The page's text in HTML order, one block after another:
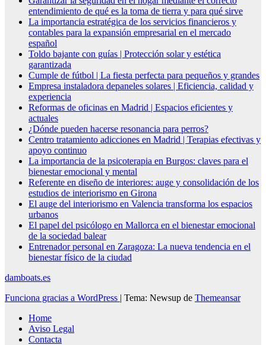
entendimiento de qué es la toma de tierra y para qué sirve
La importancia estratégica de los servicios financieros y
contables para la expansión empresarial en el mercado
español
Toldo bajante con guías | Protección solar y estética
garantizada
Cumple de fútbol | La fiesta perfecta para pequeños y grandes
Empresa instaladora depaneles solares | Eficiencia, calidad y
experiencia
Reformas de oficinas en Madrid | Espacios eficientes y
actuales
¿Dónde pueden hacerse resonancia para perros?
Centro tratamiento adicciones en Madrid | Terapias efectivas y
apoyo continuo
La importancia de la psicoterapia en Burgos: claves para el
bienestar emocional y mental
Referente en diseño de interiores: auge y consolidación de los
estudios de interiorismo en Girona
El auge del interiorismo en Valencia transforma los espacios
urbanos
El papel del psicólogo en Mallorca en el bienestar emocional
de la sociedad balear
Entrenador personal en Zaragoza: La nueva tendencia en el
bienestar físico de la ciudad
damboats.es
Funciona gracias a WordPress | Tema: Newsup de Themeansar
Home
Aviso Legal
Contacta